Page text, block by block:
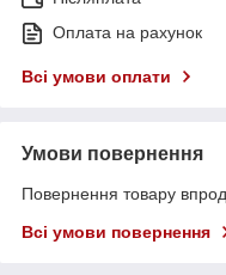
Оплата на рахунок
Всі умови оплати
Умови повернення
Повернення товару
Всі умови повернення